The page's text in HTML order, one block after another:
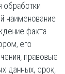
наименование
факта
его
правовые
данных, срок,